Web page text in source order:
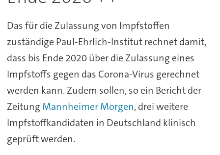
Das für die Zulassung von Impfstoffen
zuständige Paul-Ehrlich-Institut rechnet damit,
dass bis Ende 2020 über die Zulassung eines
Impfstoffs gegen das Corona-Virus gerechnet
werden kann. Zudem sollen, so ein Bericht der
Zeitung Mannheimer Morgen, drei weitere
Impfstoffkandidaten in Deutschland klinisch
geprüft werden.